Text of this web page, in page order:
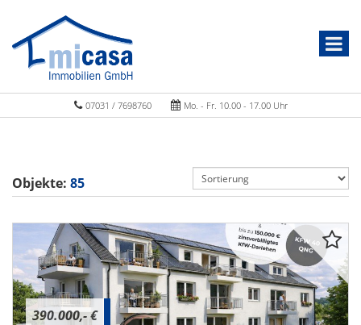
07031 / 7698760 Mo. - Fr. 10.00 - 17.00 Uhr
Objekte: 85
390.000,- €